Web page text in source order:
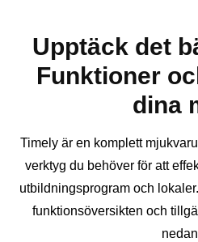
Upptäck det
Funktioner
dina
Timely är en komplett
verktyg du behöver för att
utbildningsprogram och
funktionsöversikten och